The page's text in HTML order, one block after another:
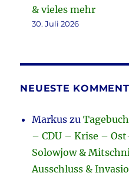
& vieles mehr
30. Juli 2026
NEUESTE
Markus zu
– CDU – Krise –
Solowjow &
Ausschluss &